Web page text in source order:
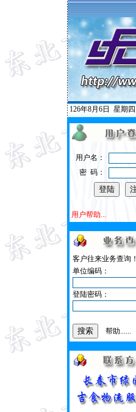
126年8月6日 星期四
用户名：
密 码：
用户帮助...
客户往来业务查询！
单位编码：
登陆密码：
帮助......